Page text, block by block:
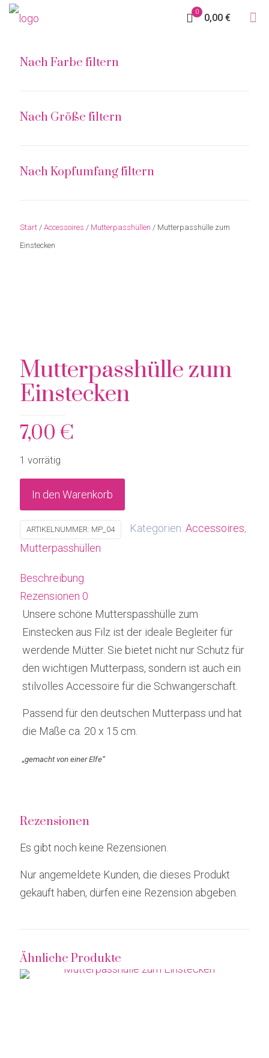
0
0,00 €
Mutterpasshülle zum
Einstecken
7,00 €
1 vorrätig
In den Warenkorb
ARTIKELNUMMER: MP_04 Kategorien: Accessoires,
Mutterpasshüllen
Beschreibung
Rezensionen 0
Unsere schöne Mutterspasshülle zum
Einstecken aus Filz ist der ideale Begleiter für
werdende Mütter. Sie bietet nicht nur Schutz für
den wichtigen Mutterpass, sondern ist auch ein
stilvolles Accessoire für die Schwangerschaft.
Passend für den deutschen Mutterpass und hat
die Maße ca. 20 x 15 cm.
„gemacht von einer Elfe“
Rezensionen
Es gibt noch keine Rezensionen.
Nur angemeldete Kunden, die dieses Produkt
gekauft haben, dürfen eine Rezension abgeben.
Ähnliche Produkte
Nach Farbe filtern
Nach Größe filtern
Nach Kopfumfang filtern
Start / Accessoires / Mutterpasshüllen / Mutterpasshülle zum
Einstecken